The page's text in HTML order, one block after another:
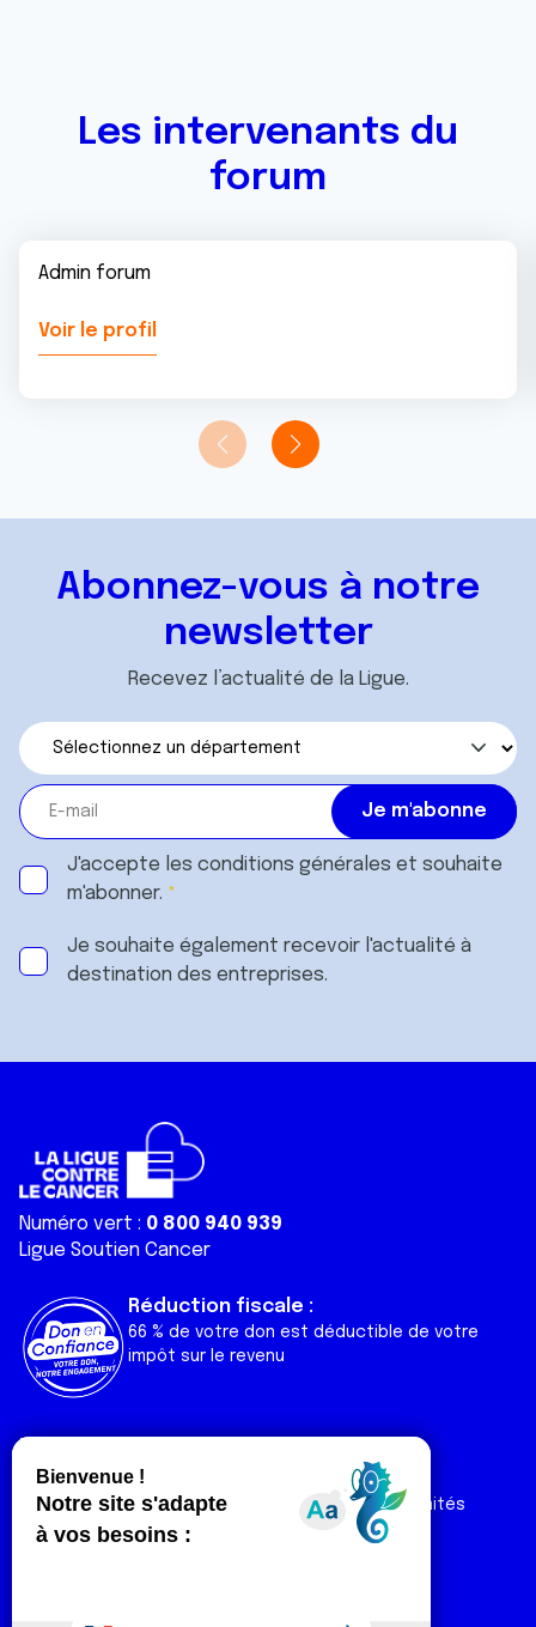
Les intervenants du
forum
Admin forum
Voir le profil
Abonnez-vous à notre
newsletter
Recevez l’actualité de la Ligue.
J'accepte les conditions générales et souhaite
m'abonner.
Je souhaite également recevoir l'actualité à
destination des entreprises.
Numéro vert : 0 800 940 939
Ligue Soutien Cancer
Réduction fiscale :
66 % de votre don est déductible de votre
impôt sur le revenu
Liens utiles
Nos actualités
Nos publications
Contact
Espace Ligue & comités
Espace chercheur